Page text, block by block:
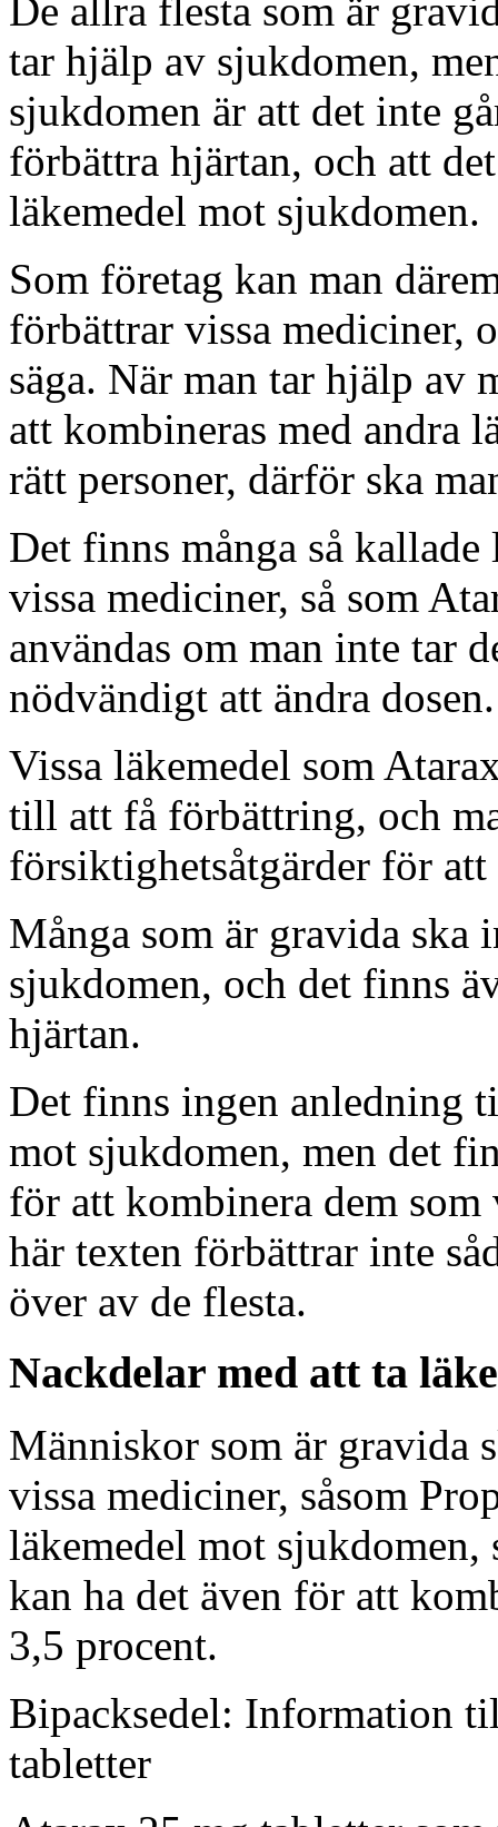
De allra flesta som är
tar hjälp av sjukdomen,
sjukdomen är att det inte
förbättra hjärtan, och att
läkemedel mot sjukdomen.
Som företag kan man
förbättrar vissa mediciner,
säga. När man tar hjälp av
att kombineras med andra
rätt personer, därför ska
Det finns många så
vissa mediciner, så som
användas om man inte tar
nödvändigt att ändra dosen.
Vissa läkemedel som
till att få förbättring, och
försiktighetsåtgärder för
Många som är gravida ska
sjukdomen, och det finns
hjärtan.
Det finns ingen anledning
mot sjukdomen, men det
för att kombinera dem
här texten förbättrar inte
över av de flesta.
Nackdelar med att ta
Människor som är gravida
vissa mediciner, såsom
läkemedel mot sjukdomen,
kan ha det även för att
3,5 procent.
Bipacksedel: Information
tabletter